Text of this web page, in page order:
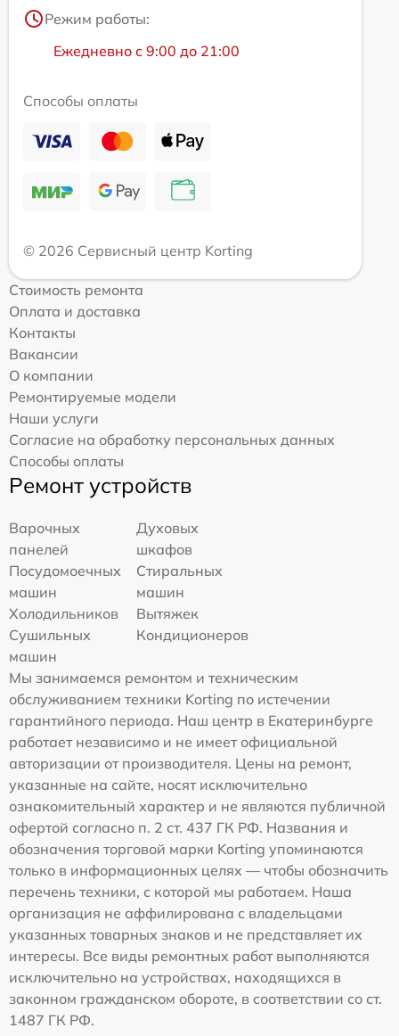
Режим работы:
Ежедневно с 9:00 до 21:00
Способы оплаты
© 2026 Сервисный центр Korting
Стоимость ремонта
Оплата и доставка
Контакты
Вакансии
О компании
Ремонтируемые модели
Наши услуги
Согласие на обработку персональных данных
Способы оплаты
Ремонт устройств
Варочных
панелей
Духовых
шкафов
Посудомоечных
машин
Стиральных
машин
Холодильников
Вытяжек
Сушильных
машин
Кондиционеров
Мы занимаемся ремонтом и техническим
обслуживанием техники Korting по истечении
гарантийного периода. Наш центр в Екатеринбурге
работает независимо и не имеет официальной
авторизации от производителя. Цены на ремонт,
указанные на сайте, носят исключительно
ознакомительный характер и не являются публичной
офертой согласно п. 2 ст. 437 ГК РФ. Названия и
обозначения торговой марки Korting упоминаются
только в информационных целях — чтобы обозначить
перечень техники, с которой мы работаем. Наша
организация не аффилирована с владельцами
указанных товарных знаков и не представляет их
интересы. Все виды ремонтных работ выполняются
исключительно на устройствах, находящихся в
законном гражданском обороте, в соответствии со ст.
1487 ГК РФ.